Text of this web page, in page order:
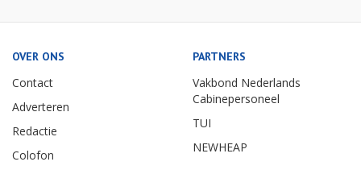
OVER ONS
Contact
Adverteren
Redactie
Colofon
PARTNERS
Vakbond Nederlands
Cabinepersoneel
TUI
NEWHEAP